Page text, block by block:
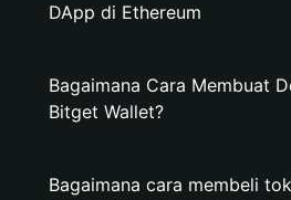
DApp di Ethereum
Bagaimana Cara Membuat
Bitget Wallet?
Bagaimana cara membeli